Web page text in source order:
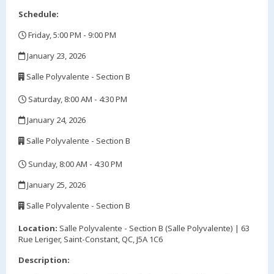
Schedule:
Friday, 5:00 PM - 9:00 PM
January 23, 2026
Salle Polyvalente - Section B
Saturday, 8:00 AM - 4:30 PM
January 24, 2026
Salle Polyvalente - Section B
Sunday, 8:00 AM - 4:30 PM
January 25, 2026
Salle Polyvalente - Section B
Location: Salle Polyvalente - Section B (Salle Polyvalente) | 63
Rue Leriger, Saint-Constant, QC, J5A 1C6
Description: